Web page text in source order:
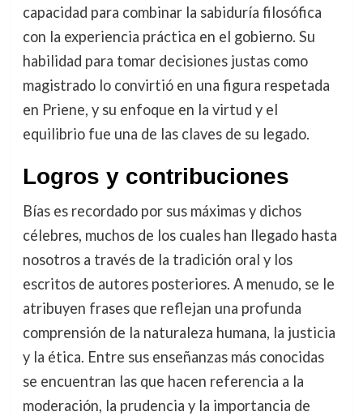
capacidad para combinar la sabiduría filosófica
con la experiencia práctica en el gobierno. Su
habilidad para tomar decisiones justas como
magistrado lo convirtió en una figura respetada
en Priene, y su enfoque en la virtud y el
equilibrio fue una de las claves de su legado.
Logros y contribuciones
Bías es recordado por sus máximas y dichos
célebres, muchos de los cuales han llegado hasta
nosotros a través de la tradición oral y los
escritos de autores posteriores. A menudo, se le
atribuyen frases que reflejan una profunda
comprensión de la naturaleza humana, la justicia
y la ética. Entre sus enseñanzas más conocidas
se encuentran las que hacen referencia a la
moderación, la prudencia y la importancia de